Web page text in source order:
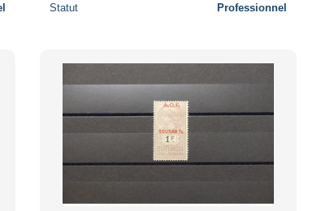
Statut Professionnel